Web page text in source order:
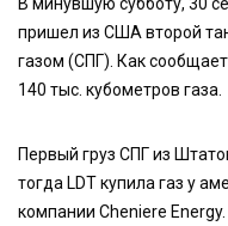
пришел из США второй
газом (СПГ). Как сообщает
140 тыс. кубометров газа.
Первый груз СПГ из
тогда LDT купила газ у
компании Cheniere Energy.